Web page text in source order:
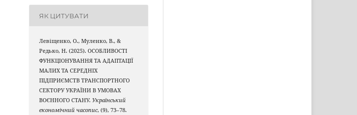
ЯК ЦИТУВАТИ
Левіщенко, О., Муленко, В., &
Редько, Н. (2025). ОСОБЛИВОСТІ
ФУНКЦІОНУВАННЯ ТА АДАПТАЦІЇ
МАЛИХ ТА СЕРЕДНІХ
ПІДПРИЄМСТВ ТРАНСПОРТНОГО
СЕКТОРУ УКРАЇНИ В УМОВАХ
ВОЄННОГО СТАНУ.Український
економічний часопис, (9), 73–78.